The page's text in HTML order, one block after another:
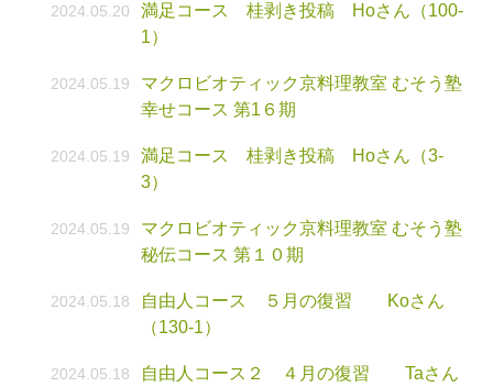
2024.05.20
満足コース 桂剥き投稿 Hoさん（100-
1）
2024.05.19
マクロビオティック京料理教室 むそう塾
幸せコース 第1６期
2024.05.19
満足コース 桂剥き投稿 Hoさん（3-
3）
2024.05.19
マクロビオティック京料理教室 むそう塾
秘伝コース 第１０期
2024.05.18
自由人コース ５月の復習 Koさん
（130-1）
2024.05.18 自由人コース２ ４月の復習 Taさん